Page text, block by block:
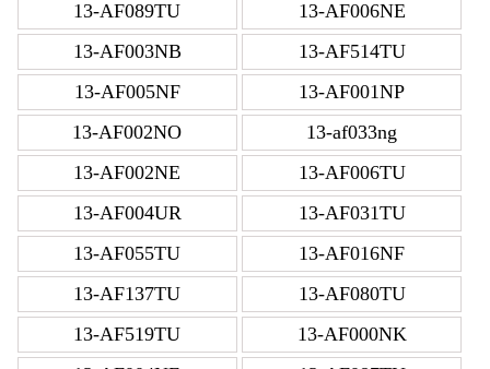
13-AF089TU
13-AF006NE
13-AF003NB
13-AF514TU
13-AF005NF
13-AF001NP
13-AF002NO
13-af033ng
13-AF002NE
13-AF006TU
13-AF004UR
13-AF031TU
13-AF055TU
13-AF016NF
13-AF137TU
13-AF080TU
13-AF519TU
13-AF000NK